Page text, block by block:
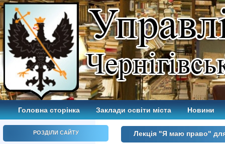
Головна сторінка Заклади освіти міста Новини
РОЗДІЛИ САЙТУ Лекція "Я маю право"